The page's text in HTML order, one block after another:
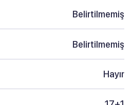
Belirtilmemiş
Belirtilmemiş
Hayır